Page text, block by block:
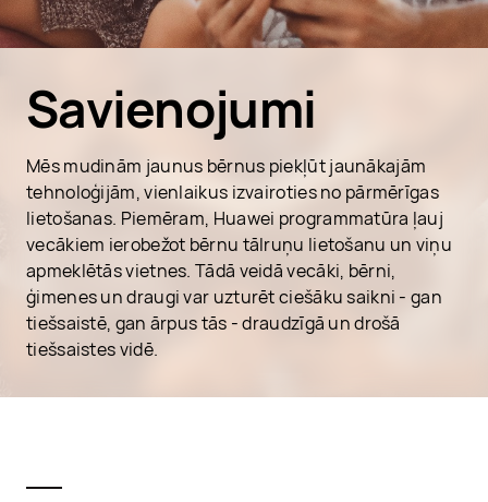
Mēs mudinām jaunus bērnus piekļūt jaunākajām
tehnoloģijām, vienlaikus izvairoties no pārmērīgas
lietošanas. Piemēram, Huawei programmatūra ļauj
vecākiem ierobežot bērnu tālruņu lietošanu un viņu
apmeklētās vietnes. Tādā veidā vecāki, bērni,
ģimenes un draugi var uzturēt ciešāku saikni - gan
tiešsaistē, gan ārpus tās - draudzīgā un drošā
tiešsaistes vidē.
Savienojumi